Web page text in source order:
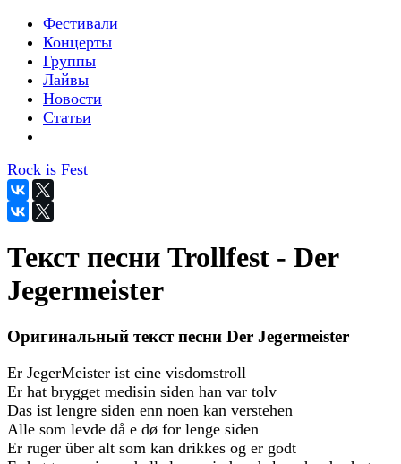
Фестивали
Концерты
Группы
Лайвы
Новости
Статьи
Rock is Fest
Текст песни Trollfest - Der
Jegermeister
Оригинальный текст песни Der Jegermeister
Er JegerMeister ist eine visdomstroll
Er hat brygget medisin siden han var tolv
Das ist lengre siden enn noen kan verstehen
Alle som levde då e dø for lenge siden
Er ruger über alt som kan drikkes og er godt